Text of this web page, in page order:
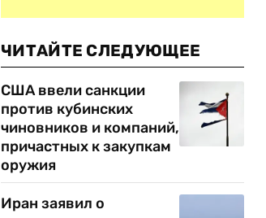
ЧИТАЙТЕ СЛЕДУЮЩЕЕ
США ввели санкции
против кубинских
чиновников и компаний,
причастных к закупкам
оружия
Иран заявил о